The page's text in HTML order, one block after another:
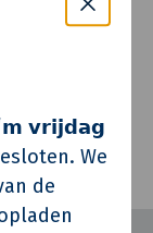
𝘃𝗿𝗶𝗷𝗱𝗮𝗴
We
de